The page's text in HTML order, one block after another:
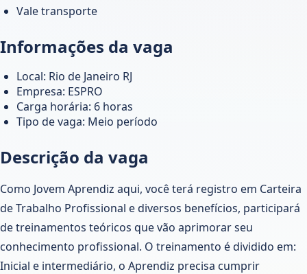
Vale transporte
Informações da vaga
Local: Rio de Janeiro RJ
Empresa: ESPRO
Carga horária: 6 horas
Tipo de vaga: Meio período
Descrição da vaga
Como Jovem Aprendiz aqui, você terá registro em Carteira
de Trabalho Profissional e diversos benefícios, participará
de treinamentos teóricos que vão aprimorar seu
conhecimento profissional. O treinamento é dividido em:
Inicial e intermediário, o Aprendiz precisa cumprir